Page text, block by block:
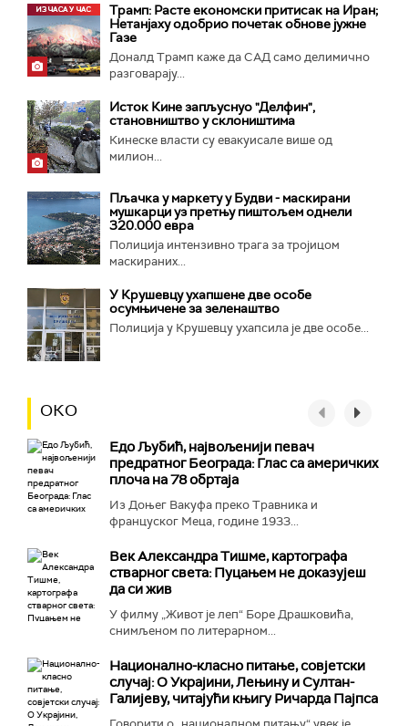
Трамп: Расте економски притисак на Иран;
Нетанјаху одобрио почетак обнове јужне
Газе
Доналд Трамп каже да САД само делимично
разговарају...
Исток Кине запљуснуо "Делфин",
становништво у склоништима
Кинеске власти су евакуисале више од
милион...
Пљачка у маркету у Будви - маскирани
мушкарци уз претњу пиштољем однели
320.000 евра
Полиција интензивно трага за тројицом
маскираних...
У Крушевцу ухапшене две особе
осумњичене за зеленаштво
Полиција у Крушевцу ухапсила је две особе...
ОКО
Едо Љубић, највољенији певач
предратног Београда: Глас са америчких
плоча на 78 обртаја
Из Доњег Вакуфа преко Травника и
француског Меца, године 1933...
Век Александра Тишме, картографа
стварног света: Пуцањем не доказујеш
да си жив
У филму „Живот је леп“ Боре Драшковића,
снимљеном по литерарном...
Национално-класнo питање, совјетски
случај: О Украјини, Лењину и Султан-
Галијеву, читајући књигу Ричарда Пајпса